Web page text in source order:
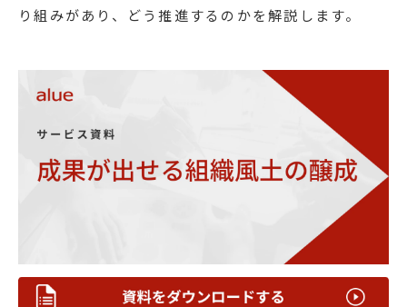
り組みがあり、どう推進するのかを解説します。